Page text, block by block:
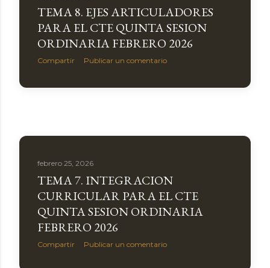
TEMA 8. EJES ARTICULADORES
PARA EL CTE QUINTA SESION
ORDINARIA FEBRERO 2026
Compartir Publicar un comentario
febrero 25, 2026
TEMA 7. INTEGRACION
CURRICULAR PARA EL CTE
QUINTA SESION ORDINARIA
FEBRERO 2026
Compartir Publicar un comentario